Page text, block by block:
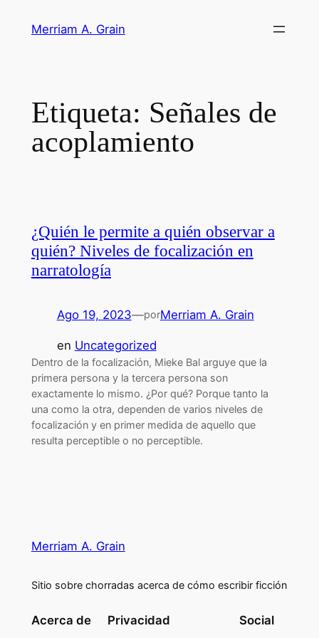
Merriam A. Grain
Etiqueta: Señales de
acoplamiento
¿Quién le permite a quién observar a
quién? Niveles de focalización en
narratología
Ago 19, 2023—porMerriam A. Grain
en Uncategorized
Dentro de la focalización, Mieke Bal arguye que la
primera persona y la tercera persona son
exactamente lo mismo. ¿Por qué? Porque tanto la
una como la otra, dependen de varios niveles de
focalización y en primer medida de aquello que
resulta perceptible o no perceptible.
Merriam A. Grain
Sitio sobre chorradas acerca de cómo escribir ficción
Acerca de Privacidad Social